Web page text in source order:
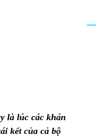
là lúc các khán
kết của cả bộ